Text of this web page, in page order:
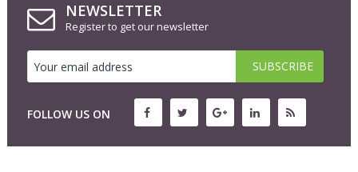
NEWSLETTER
Register to get our newsletter
FOLLOW US ON